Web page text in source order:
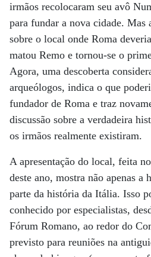
irmãos recolocaram seu avô
para fundar a nova cidade. Mas
sobre o local onde Roma
matou Remo e tornou-se o
Agora, uma descoberta
arqueólogos, indica o que
fundador de Roma e traz
discussão sobre a verdadeira
os irmãos realmente existiram.
A apresentação do local, feita
deste ano, mostra não apenas a
parte da história da Itália. Isso
conhecido por especialistas,
Fórum Romano, ao redor do
previsto para reuniões na